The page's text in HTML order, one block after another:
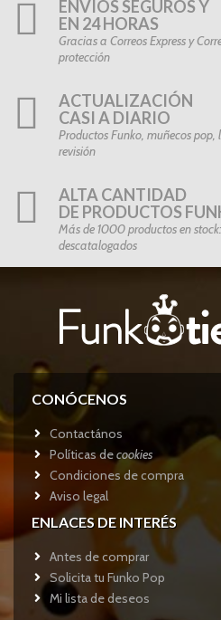
ENVÍOS SEGUROS Y
EN 24 HORAS
Gracias a Correos Express y
protección
ACTUALIZACIÓN
CASI A DIARIO
Productos Funko, muñecos
revisión
ALTA CANTIDAD
DE PRODUCTOS
Más de 1000 productos en
descatalogados
CONÓCENOS
Contactános
Políticas decookies
Condiciones de compra
Aviso legal
ENLACES DE INTERÉS
Antes de comprar
Solicita tu Funko Pop
Mi lista de deseos